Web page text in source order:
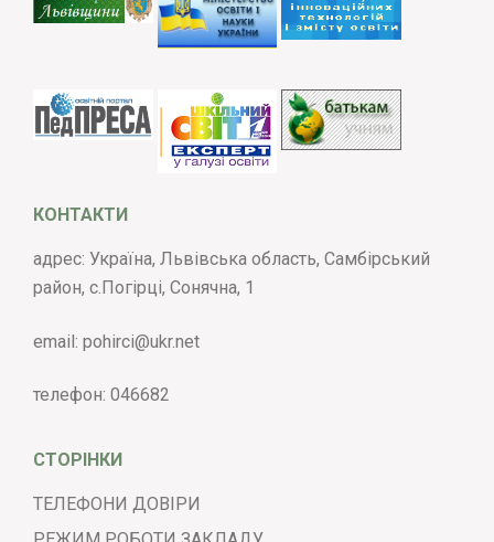
КОНТАКТИ
адрес: Україна, Львівська область, Самбірський
район, с.Погірці, Сонячна, 1
email: pohirci@ukr.net
телефон: 046682
СТОРІНКИ
ТЕЛЕФОНИ ДОВІРИ